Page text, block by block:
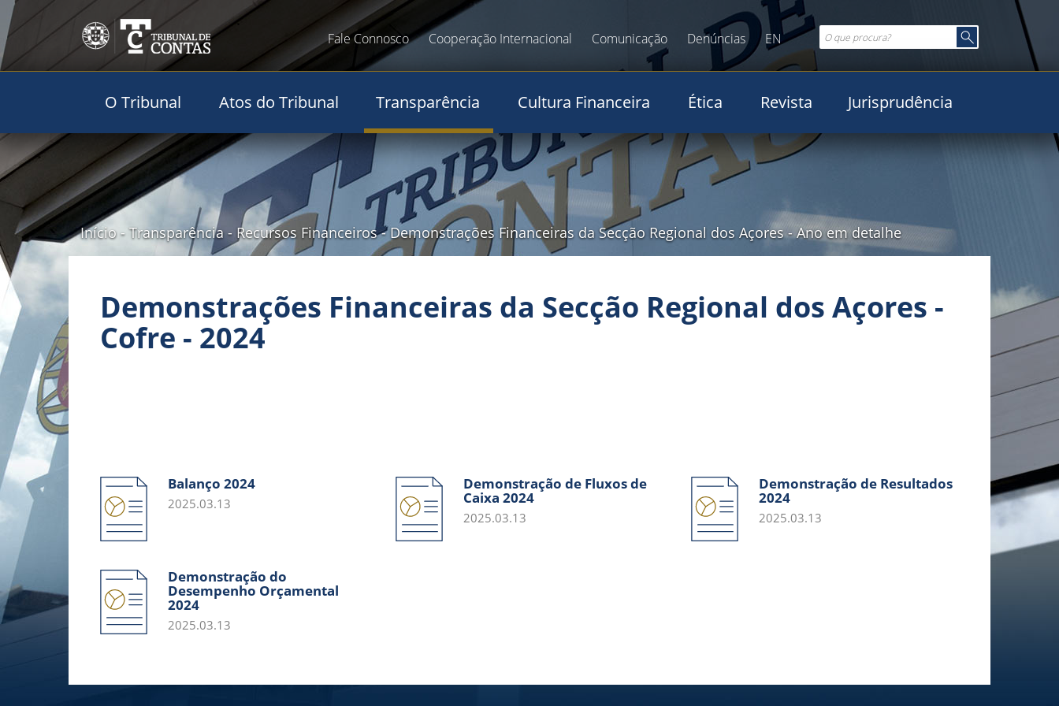
Fale Connosco Cooperação Internacional Comunicação Denúncias EN
O Tribunal Atos do Tribunal Transparência Cultura Financeira Ética Revista Jurisprudência
Início - Transparência - Recursos Financeiros - Demonstrações Financeiras da Secção Regional dos Açores - Ano em detalhe
Demonstrações Financeiras da Secção Regional dos Açores -
Cofre - 2024
Balanço 2024
2025.03.13
Demonstração de Fluxos de
Caixa 2024
2025.03.13
Demonstração de Resultados
2024
2025.03.13
Demonstração do
Desempenho Orçamental
2024
2025.03.13